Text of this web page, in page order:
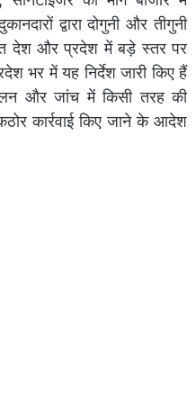
द्वारा दोगुनी और तीगुनी
देश और प्रदेश में बड़े स्तर पर
भर में यह निर्देश जारी किए हैं
और जांच में किसी तरह की
कार्रवाई किए जाने के आदेश